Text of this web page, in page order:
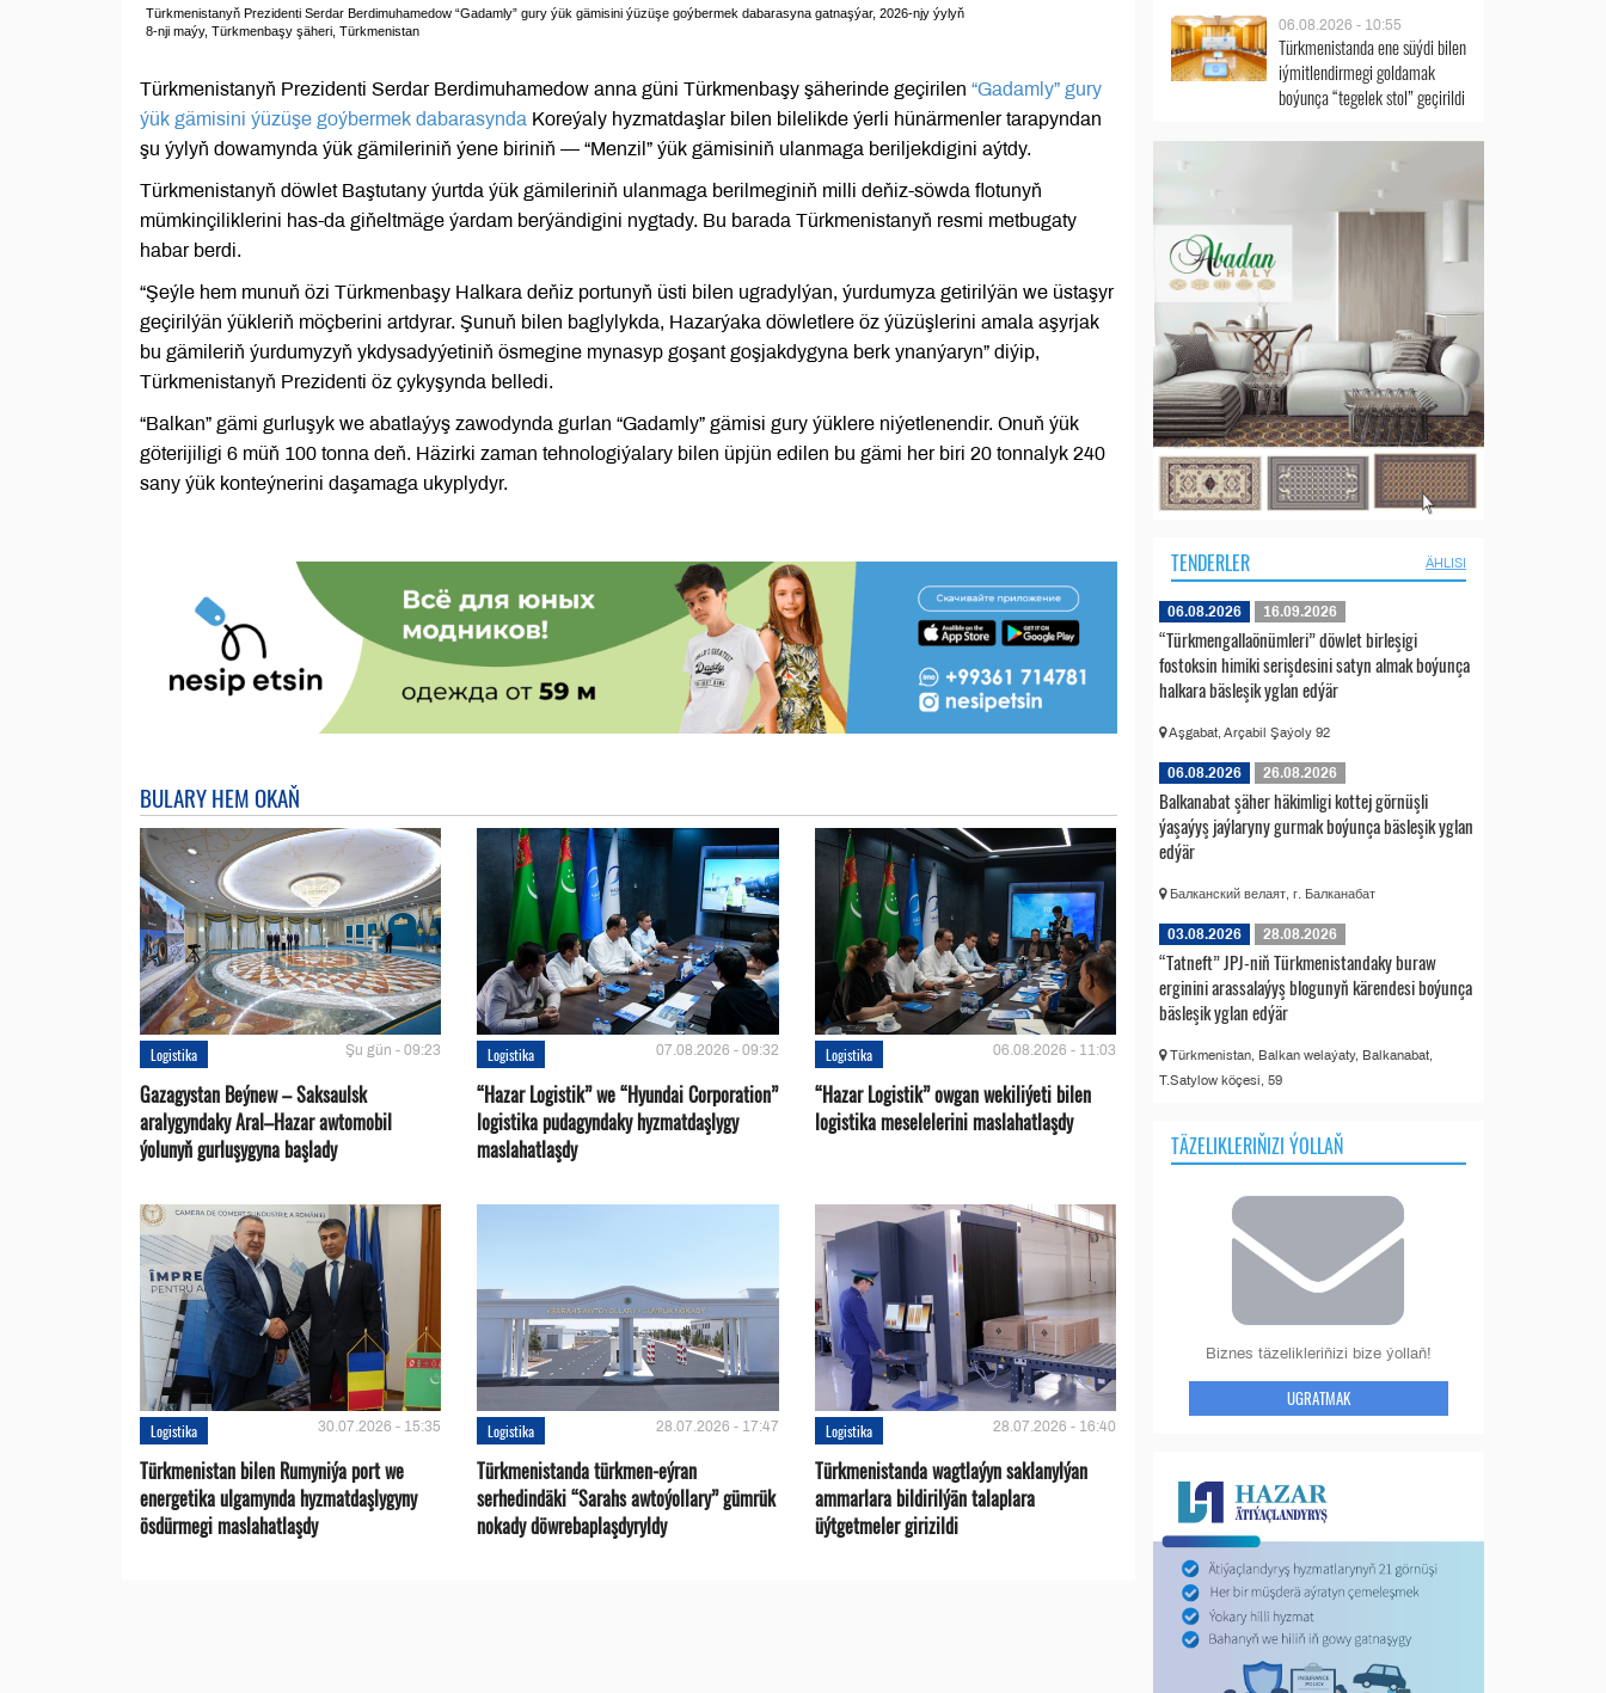
Türkmenistanyň Prezidenti Serdar Berdimuhamedow “Gadamly” gury ýük gämisini ýüzüşe goýbermek dabarasyna gatnaşýar, 2026-njy ýylyň
8-nji maýy, Türkmenbaşy şäheri, Türkmenistan
Türkmenistanyň Prezidenti Serdar Berdimuhamedow anna güni Türkmenbaşy şäherinde geçirilen “Gadamly” gury
ýük gämisini ýüzüşe goýbermek dabarasynda Koreýaly hyzmatdaşlar bilen bilelikde ýerli hünärmenler tarapyndan
şu ýylyň dowamynda ýük gämileriniň ýene biriniň — “Menzil” ýük gämisiniň ulanmaga beriljekdigini aýtdy.
Türkmenistanyň döwlet Baştutany ýurtda ýük gämileriniň ulanmaga berilmeginiň milli deňiz-söwda flotunyň
mümkinçiliklerini has-da giňeltmäge ýardam berýändigini nygtady. Bu barada Türkmenistanyň resmi metbugaty
habar berdi.
“Şeýle hem munuň özi Türkmenbaşy Halkara deňiz portunyň üsti bilen ugradylýan, ýurdumyza getirilýän we üstaşyr
geçirilýän ýükleriň möçberini artdyrar. Şunuň bilen baglylykda, Hazarýaka döwletlere öz ýüzüşlerini amala aşyrjak
bu gämileriň ýurdumyzyň ykdysadyýetiniň ösmegine mynasyp goşant goşjakdygyna berk ynanýaryn” diýip,
Türkmenistanyň Prezidenti öz çykyşynda belledi.
“Balkan” gämi gurluşyk we abatlaýyş zawodynda gurlan “Gadamly” gämisi gury ýüklere niýetlenendir. Onuň ýük
göterijiligi 6 müň 100 tonna deň. Häzirki zaman tehnologiýalary bilen üpjün edilen bu gämi her biri 20 tonnalyk 240
sany ýük konteýnerini daşamaga ukyplydyr.
BULARY HEM OKAŇ
Logistika Şu gün - 09:23
Gazagystan Beýnew – Saksaulsk
aralygyndaky Aral–Hazar awtomobil
ýolunyň gurluşygyna başlady
Logistika 07.08.2026 - 09:32
“Hazar Logistik” we “Hyundai Corporation”
logistika pudagyndaky hyzmatdaşlygy
maslahatlaşdy
Logistika 06.08.2026 - 11:03
“Hazar Logistik” owgan wekiliýeti bilen
logistika meselelerini maslahatlaşdy
Logistika 30.07.2026 - 15:35
Türkmenistan bilen Rumyniýa port we
energetika ulgamynda hyzmatdaşlygyny
ösdürmegi maslahatlaşdy
Logistika 28.07.2026 - 17:47
Türkmenistanda türkmen-eýran
serhedindäki “Sarahs awtoýollary” gümrük
nokady döwrebaplaşdyryldy
Logistika 28.07.2026 - 16:40
Türkmenistanda wagtlaýyn saklanylýan
ammarlara bildirilýän talaplara
üýtgetmeler girizildi
06.08.2026 - 10:55
Türkmenistanda ene süýdi bilen
iýmitlendirmegi goldamak
boýunça “tegelek stol” geçirildi
TENDERLER ÄHLISI
06.08.2026 16.09.2026
“Türkmengallaönümleri” döwlet birleşigi
fostoksin himiki serişdesini satyn almak boýunça
halkara bäsleşik yglan edýär
Aşgabat, Arçabil Şaýoly 92
06.08.2026 26.08.2026
Balkanabat şäher häkimligi kottej görnüşli
ýaşaýyş jaýlaryny gurmak boýunça bäsleşik yglan
edýär
Балканский велаят, г. Балканабат
03.08.2026 28.08.2026
“Tatneft” JPJ-niň Türkmenistandaky buraw
erginini arassalaýyş blogunyň kärendesi boýunça
bäsleşik yglan edýär
Türkmenistan, Balkan welaýaty, Balkanabat,
T.Satylow köçesi, 59
TÄZELIKLERIŇIZI ÝOLLAŇ
Biznes täzelikleriňizi bize ýollaň!
UGRATMAK